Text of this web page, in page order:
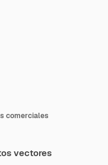
comerciales
vectores